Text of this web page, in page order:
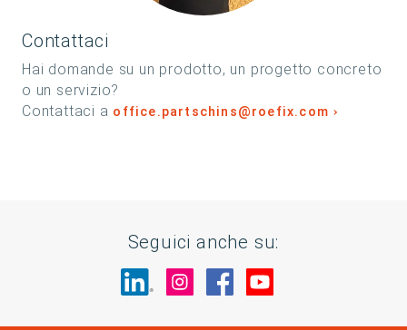
Contattaci
Hai domande su un prodotto, un progetto concreto
o un servizio?
Contattaci a office.partschins@roefix.com
Seguici anche su:
Visita il nostro sito su LinkedIn
Visita il nostro sito su
Visita il nostro sito